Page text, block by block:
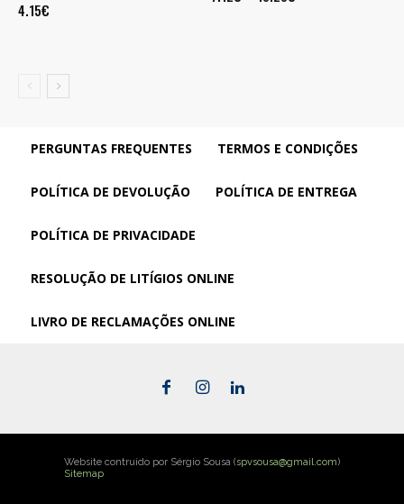
4.15€
PERGUNTAS FREQUENTES TERMOS E CONDIÇÕES
POLÍTICA DE DEVOLUÇÃO POLÍTICA DE ENTREGA
POLÍTICA DE PRIVACIDADE
RESOLUÇÃO DE LITÍGIOS ONLINE
LIVRO DE RECLAMAÇÕES ONLINE
Website contruído por Sérgio Sousa (spvsousa@gmail.com)
Sitemap